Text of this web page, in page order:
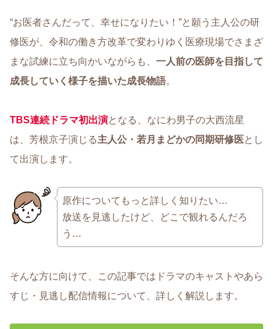
“お医者さんだって、幸せになりたい！”と願う主人公の研
修医が、令和の働き方改革で変わりゆく医療現場でさまざ
まな試練に立ち向かいながらも、 一人前の医師を目指して
成長していく様子を描いた成長物語。
TBS連続ドラマ初出演となる、なにわ男子の大西流星
は、芳根京子演じる主人公・若月まどかの同期研修医とし
て出演します。
原作についてもっと詳しく知りたい…
放送を見逃したけど、どこで観れるんだろ
う…
そんな方に向けて、この記事ではドラマのキャストやあら
すじ・見逃し配信情報について、詳しく解説します。